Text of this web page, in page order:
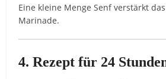
Eine kleine MengeSenfverstärkt
Marinade.
4.Rezeptfür 24